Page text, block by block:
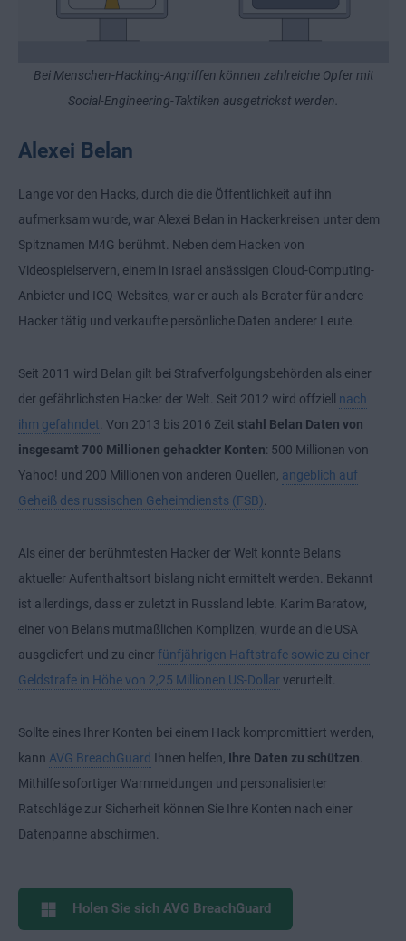
Bei Menschen-Hacking-Angriffen können zahlreiche Opfer mit
Social-Engineering-Taktiken ausgetrickst werden.
Alexei Belan
Lange vor den Hacks, durch die die Öffentlichkeit auf ihn
aufmerksam wurde, war Alexei Belan in Hackerkreisen unter dem
Spitznamen M4G berühmt. Neben dem Hacken von
Videospielservern, einem in Israel ansässigen Cloud-Computing-
Anbieter und ICQ-Websites, war er auch als Berater für andere
Hacker tätig und verkaufte persönliche Daten anderer Leute.
Seit 2011 wird Belan gilt bei Strafverfolgungsbehörden als einer
der gefährlichsten Hacker der Welt. Seit 2012 wird offziell nach
ihm gefahndet. Von 2013 bis 2016 Zeit stahl Belan Daten von
insgesamt 700 Millionen gehackter Konten: 500 Millionen von
Yahoo! und 200 Millionen von anderen Quellen, angeblich auf
Geheiß des russischen Geheimdiensts (FSB).
Als einer der berühmtesten Hacker der Welt konnte Belans
aktueller Aufenthaltsort bislang nicht ermittelt werden. Bekannt
ist allerdings, dass er zuletzt in Russland lebte. Karim Baratow,
einer von Belans mutmaßlichen Komplizen, wurde an die USA
ausgeliefert und zu einer fünfjährigen Haftstrafe sowie zu einer
Geldstrafe in Höhe von 2,25 Millionen US-Dollar verurteilt.
Sollte eines Ihrer Konten bei einem Hack kompromittiert werden,
kann AVG BreachGuard Ihnen helfen, Ihre Daten zu schützen.
Mithilfe sofortiger Warnmeldungen und personalisierter
Ratschläge zur Sicherheit können Sie Ihre Konten nach einer
Datenpanne abschirmen.
Holen Sie sich AVG BreachGuard